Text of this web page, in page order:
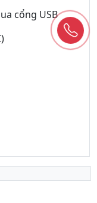
cổng USB